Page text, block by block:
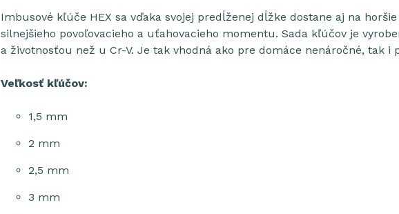
Imbusové kľúče HEX sa vďaka svojej predĺženej dĺžke dostane aj na
silnejšieho povoľovacieho a uťahovacieho momentu. Sada kľúčov je
a životnosťou než u Cr-V. Je tak vhodná ako pre domáce nenáročné, tak
Veľkosť kľúčov:
1,5 mm
2 mm
2,5 mm
3 mm